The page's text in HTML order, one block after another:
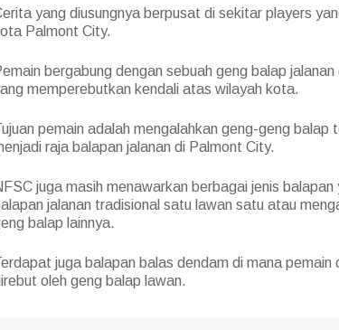
yang diusungnya berpusat di sekitar players
Palmont City.
bergabung dengan sebuah geng balap
memperebutkan kendali atas wilayah kota.
pemain adalah mengalahkan geng-geng
raja balapan jalanan di Palmont City.
juga masih menawarkan berbagai jenis
jalanan tradisional satu lawan satu atau
balap lainnya.
juga balapan balas dendam di mana
oleh geng balap lawan.